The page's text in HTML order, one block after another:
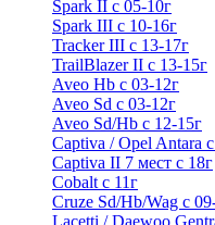
Spark II с 05-10г
Spark III с 10-16г
Tracker III с 13-17г
TrailBlazer II с 13-15г
Aveo Hb с 03-12г
Aveo Sd с 03-12г
Aveo Sd/Hb с 12-15г
Captiva / Opel Antara
Captiva II 7 мест с 18г
Cobalt с 11г
Cruze Sd/Hb/Wag c
Lacetti / Daewoo